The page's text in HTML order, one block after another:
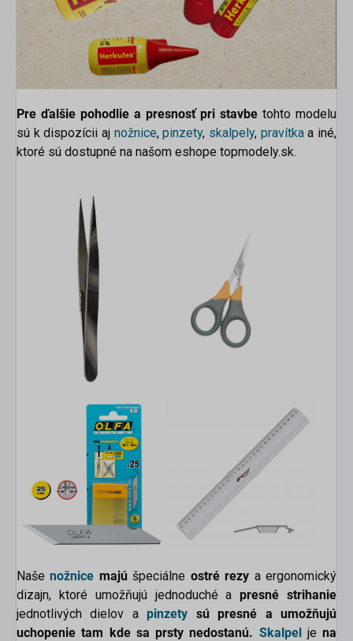
Pre ďalšie pohodlie a presnosť pri stavbe tohto modelu
sú k dispozícii aj nožnice,pinzety, skalpely, pravítkaa iné,
ktoré sú dostupné na našom eshope topmodely.sk.
Našenožnice majúšpeciálne ostré rezy a ergonomický
dizajn, ktoré umožňujú jednoduché a presné strihanie
jednotlivých dielov apinzety sú presné a umožňujú
uchopenie tam kde sa prsty nedostanú. Skalpel je na